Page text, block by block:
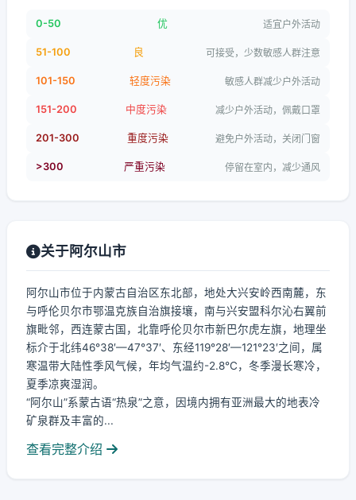
0-50 优 适宜户外活动
51-100 良 可接受，少数敏感人群注意
101-150 轻度污染 敏感人群减少户外活动
151-200 中度污染 减少户外活动，佩戴口罩
201-300 重度污染 避免户外活动，关闭门窗
>300 严重污染 停留在室内，减少通风
关于阿尔山市
阿尔山市位于内蒙古自治区东北部，地处大兴安岭西南麓，东
与呼伦贝尔市鄂温克族自治旗接壤，南与兴安盟科尔沁右翼前
旗毗邻，西连蒙古国，北靠呼伦贝尔市新巴尔虎左旗，地理坐
标介于北纬46°38′—47°37′、东经119°28′—121°23′之间，属
寒温带大陆性季风气候，年均气温约-2.8℃，冬季漫长寒冷，
夏季凉爽湿润。
“阿尔山”系蒙古语“热泉”之意，因境内拥有亚洲最大的地表冷
矿泉群及丰富的...
查看完整介绍